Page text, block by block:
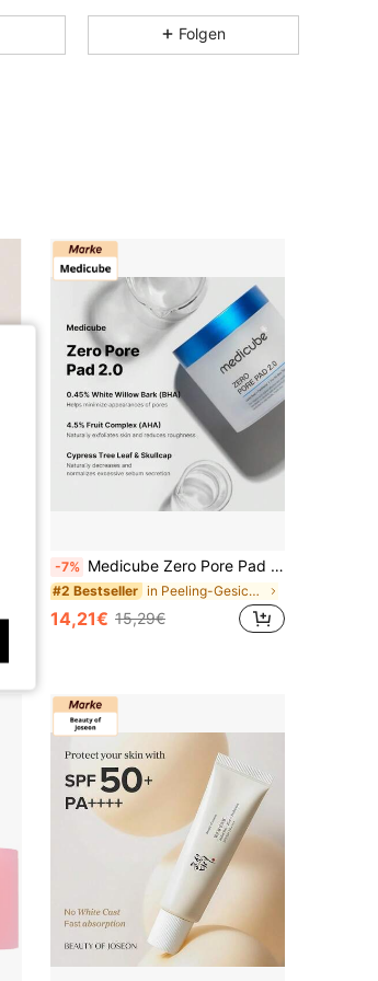
2K
17
Folgen
-7% Medicube Zero Pore Pad 2.0 155G - Anti-Poren-Peeling-Pads
#2 Bestseller in Peeling-Gesichtspeelings
14,21€ 15,29€